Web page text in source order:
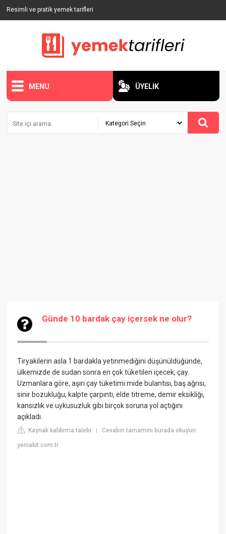
Resimli ve pratik yemek tarifleri
MENU ÜYELİK
Günde 10 bardak çay içersek ne olur?
Tiryakilerin asla 1 bardakla yetinmediğini düşünüldüğünde,
ülkemizde de sudan sonra en çok tüketilen içecek, çay.
Uzmanlara göre, aşırı çay tüketimi mide bulantısı, baş ağrısı,
sinir bozukluğu, kalpte çarpıntı, elde titreme, demir eksikliği,
kansızlık ve uykusuzluk gibi birçok soruna yol açtığını
açıkladı.
Kaynak kaldırma talebi |Cevabın tamamını burada okuyun:
yeniakit.com.tr